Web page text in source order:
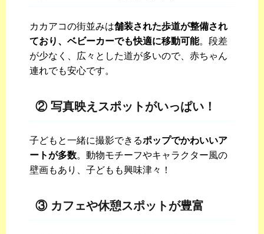
カカアコの街並みは舗装された歩道が整備され
ており、ベビーカーでも快適に移動可能。段差
が少なく、広々とした道が多いので、赤ちゃん
連れでも安心です。
② 写真映えスポットがいっぱい！
子どもと一緒に撮影できるポップでかわいいア
ートが多数。動物モチーフやキャラクター風の
壁画もあり、子どもも興味津々！
③ カフェや休憩スポットが豊富